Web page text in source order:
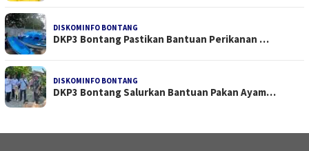
DISKOMINFO BONTANG
DKP3 Bontang Pastikan Bantuan Perikanan …
DISKOMINFO BONTANG
DKP3 Bontang Salurkan Bantuan Pakan Ayam…